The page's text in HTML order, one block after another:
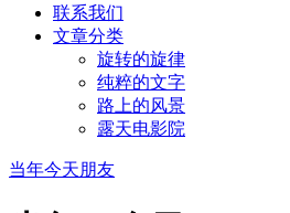
联系我们
文章分类
旋转的旋律
纯粹的文字
路上的风景
露天电影院
当年今天朋友